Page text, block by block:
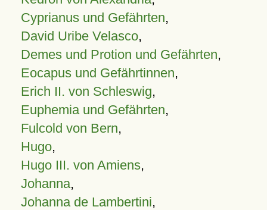
Cyprianus und Gefährten,
David Uribe Velasco,
Demes und Protion und Gefährten,
Eocapus und Gefährtinnen,
Erich II. von Schleswig,
Euphemia und Gefährten,
Fulcold von Bern,
Hugo,
Hugo III. von Amiens,
Johanna,
Johanna de Lambertini,